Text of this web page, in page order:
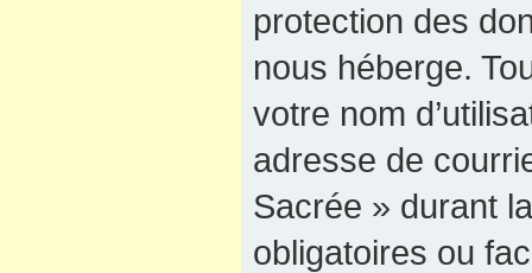
protection des
nous héberge.
votre nom
adresse de
Sacrée » durant
obligatoires ou